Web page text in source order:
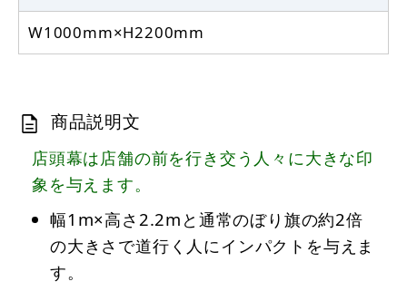
W1000mm×H2200mm
商品説明文
店頭幕は店舗の前を行き交う人々に大きな印
象を与えます。
幅1m×高さ2.2mと通常のぼり旗の約2倍
の大きさで道行く人にインパクトを与えま
す。